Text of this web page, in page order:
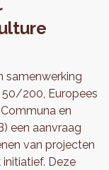
samenwerking
50/200, Europees
en
een aanvraag
van projecten
Deze